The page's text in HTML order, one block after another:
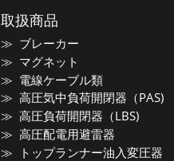
取扱商品
ブレーカー
マグネット
電線ケーブル類
高圧気中負荷開閉器（PAS)
高圧負荷開閉器（LBS)
高圧配電用避雷器
トップランナー油入変圧器